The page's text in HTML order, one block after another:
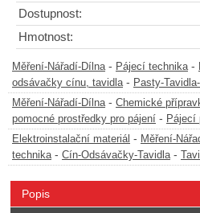
Dostupnost:
Hmotnost:
Měření-Nářadí-Dílna- Pájecí technika-
odsávačky cínu, tavidla- Pasty-
Měření-Nářadí-Dílna- Chemické
pomocné prostředky pro pájení - Pájecí
Elektroinstalační materiál - Měření-
technika- Cín-Odsávačky-Tavidla-
Popis